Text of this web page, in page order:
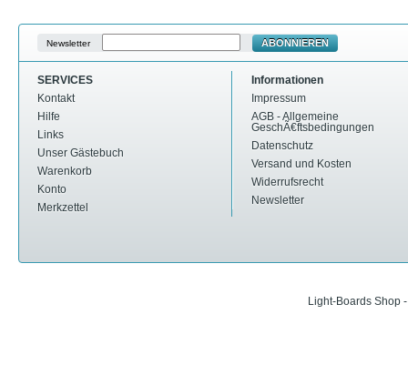
Newsletter ABONNIEREN
SERVICES
Kontakt
Hilfe
Links
Unser Gästebuch
Warenkorb
Konto
Merkzettel
Informationen
Impressum
AGB - Allgemeine
GeschÃ€ftsbedingungen
Datenschutz
Versand und Kosten
Widerrufsrecht
Newsletter
Light-Boards Shop